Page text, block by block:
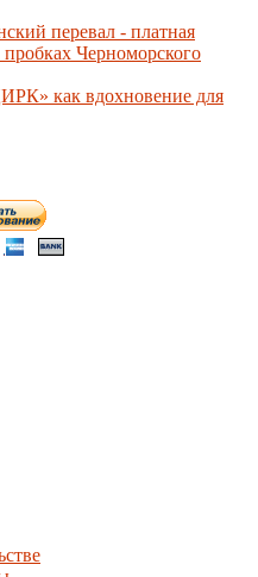
перевал - платная
Черноморского
как вдохновение для